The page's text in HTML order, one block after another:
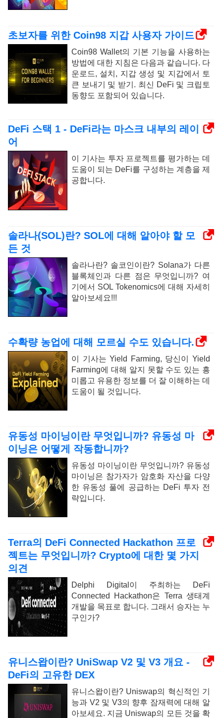
초보자를 위한 Coin98 지갑 사용자 가이드
Coin98 Wallet의 기본 기능을 사용하는
방법에 대한 지침은 다음과 같습니다. 다
운로드, 설치, 지갑 생성 및 지갑에서 토
큰 보내기 및 받기. 최신 DeFi 및 크립토
동향도 포함되어 있습니다.
DeFi 스택 1 - DeFi라는 마스크 내부의 레이
어
이 기사는 투자 프로젝트를 평가하는 데
도움이 되는 DeFi를 구성하는 계층을 제
공합니다.
솔라나(SOL)란? SOL에 대해 알아야 할 모
든 것
솔라나란? 솔코인이란? Solana가 다른
블록체인과 다른 점은 무엇입니까? 여
기에서 SOL Tokenomics에 대해 자세히
알아보세요!!!
수확량 농업에 대해 모르실 수도 있습니다.
이 기사는 Yield Farming, 당신이 Yield
Farming에 대해 알지 못할 수도 있는 흥
미롭고 유용한 정보를 더 잘 이해하는 데
도움이 될 것입니다.
유동성 마이닝이란 무엇입니까? 유동성 마
이닝은 어떻게 작동합니까?
유동성 마이닝이란 무엇입니까? 유동성
마이닝은 참가자가 암호화 자산을 다양
한 유동성 풀에 공급하는 DeFi 투자 전
략입니다.
Terra의 DeFi Connected Hackathon 프로
젝트는 무엇입니까? Crypto에 대한 몇 가지
의견
Delphi Digital이 주최하는 DeFi
Connected Hackathon은 Terra 생태계
개발을 목표로 합니다. 그래서 승자는 누
구인가?
유니스왑이란? UniSwap V2 및 V3 개요 -
DeFi의 고유한 DEX
유니스왑이란? Uniswap의 혁신적인 기
능과 V2 및 V3의 향후 잠재력에 대해 알
아보세요. 지금 Uniswap의 모든 것을 확